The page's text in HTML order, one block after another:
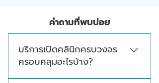
คำถามที่พบบ่อย
บริการเปิดคลินิกครบวงจร
ครอบคลุมอะไรบ้าง?